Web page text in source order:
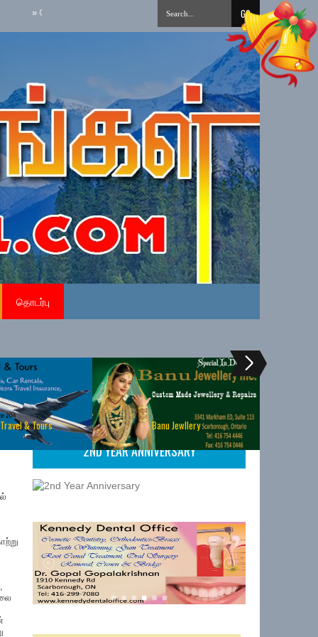
அரச சேவைக்கான நேர்மைக் கலாசாரம் தேசிய செயற்பாட்டை
தொடர்பு
& Tours Banu Jewllery
2ND YEAR ANNIVERSARY